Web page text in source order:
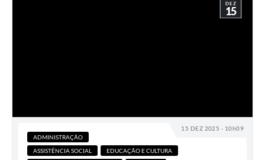
15 DEZ 2025 - 10h09
DEZ
15
ADMINISTRAÇÃO
ASSISTÊNCIA SOCIAL
EDUCAÇÃO E CULTURA